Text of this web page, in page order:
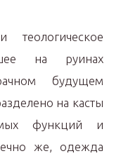
на руинах
будущем
на касты
функций и
же, одежда